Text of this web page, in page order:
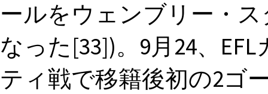
ールをウェンブリー・
なった[33])。9月24、
ティ戦で移籍後初の2ゴ